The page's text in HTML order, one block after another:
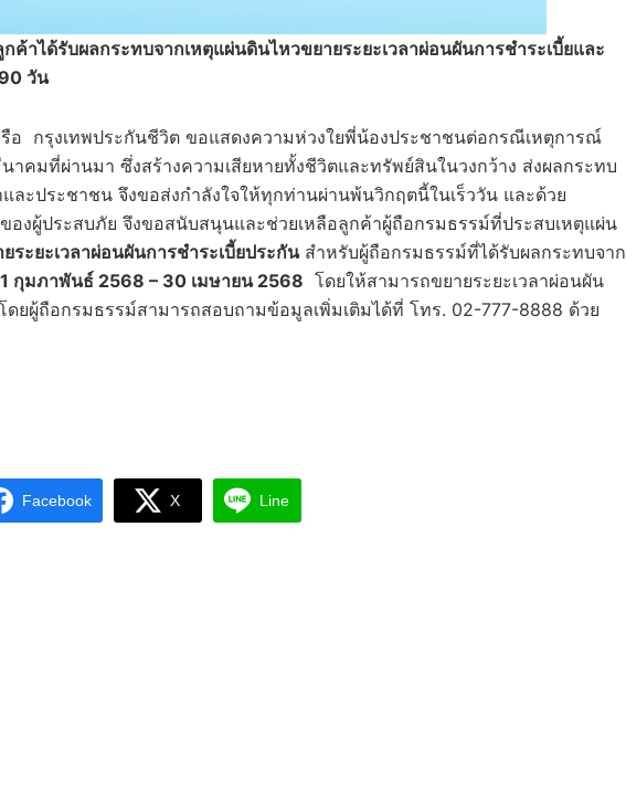
ค้าได้รับผลกระทบจากเหตุแผ่นดินไหวขยายระยะเวลาผ่อนผันการชำระเบี้ยและ
วัน
อ กรุงเทพประกันชีวิต ขอแสดงความห่วงใยพี่น้องประชาชนต่อกรณีเหตุการณ์
าคมที่ผ่านมา ซึ่งสร้างความเสียหายทั้งชีวิตและทรัพย์สินในวงกว้าง ส่งผลกระทบ
ละประชาชน จึงขอส่งกำลังใจให้ทุกท่านผ่านพ้นวิกฤตนี้ในเร็ววัน และด้วย
องผู้ประสบภัย จึงขอสนับสนุนและช่วยเหลือลูกค้าผู้ถือกรมธรรม์ที่ประสบเหตุแผ่น
ระยะเวลาผ่อนผันการชำระเบี้ยประกันสำหรับผู้ถือกรมธรรม์ที่ได้รับผลกระทบจาก
1 กุมภาพันธ์ 2568 – 30 เมษายน 2568 โดยให้สามารถขยายระยะเวลาผ่อนผัน
ดยผู้ถือกรมธรรม์สามารถสอบถามข้อมูลเพิ่มเติมได้ที่ โทร. 02-777-8888 ด้วย
Facebook X Line